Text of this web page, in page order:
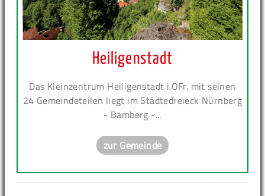
Heiligenstadt
Das Kleinzentrum Heiligenstadt i.OFr. mit seinen
24 Gemeindeteilen liegt im Städtedreieck Nürnberg
- Bamberg -...
zur Gemeinde